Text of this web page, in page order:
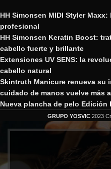
HH Simonsen MIDI Styler
profesional
HH Simonsen Keratin Boost:
cabello fuerte y brillante
Extensiones UV SENS: la
cabello natural
Skintruth Manicure renueva su
cuidado de manos vuelve más
Nueva plancha de pelo
GRUPO YOSVIC 2023